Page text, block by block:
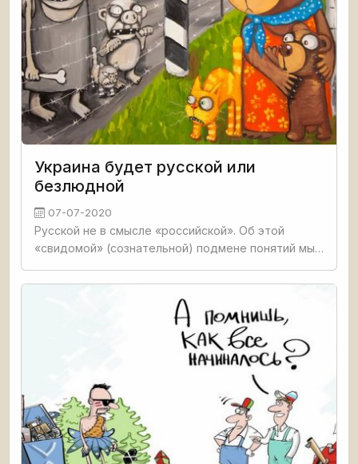
Украина будет русской или
безлюдной
07-07-2020
Русской не в смысле «российской». Об этой
«свидомой» (сознательной) подмене понятий мы
какой «российской агрессии». Отвоевывать